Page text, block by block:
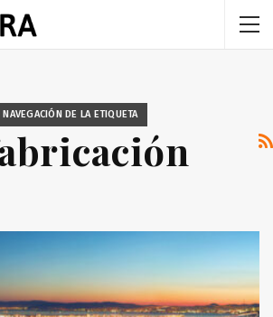
NAVEGACIÓN DE LA ETIQUETA